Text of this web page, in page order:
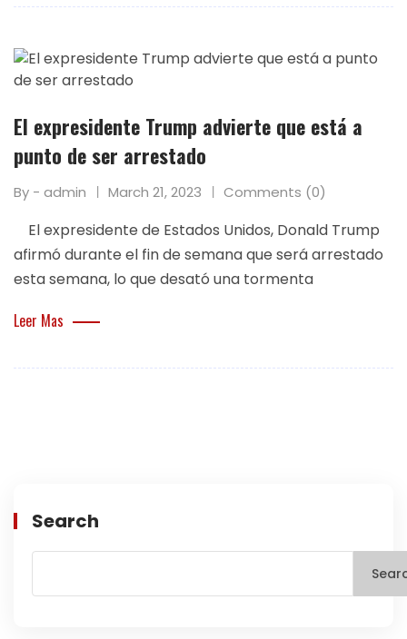
El expresidente Trump advierte que está a
punto de ser arrestado
By - admin March 21, 2023 Comments (0)
El expresidente de Estados Unidos, Donald Trump
afirmó durante el fin de semana que será arrestado
esta semana, lo que desató una tormenta
Leer Mas
Search